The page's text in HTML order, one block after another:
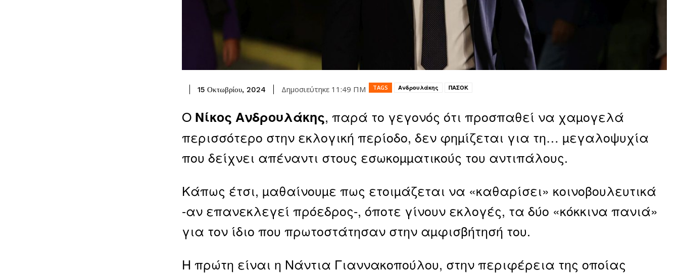
15 Οκτωβρίου, 2024 Δημοσιεύτηκε 11:49 ΠΜ TAGS Ανδρουλάκης ΠΑΣΟΚ
Ο Νίκος Ανδρουλάκης, παρά το γεγονός ότι προσπαθεί να χαµογελά
περισσότερο στην εκλογική περίοδο, δεν φηµίζεται για τη… µεγαλοψυχία
που δείχνει απέναντι στους εσωκοµµατικούς του αντιπάλους.
Κάπως έτσι, µαθαίνουµε πως ετοιµάζεται να «καθαρίσει» κοινοβουλευτικά
-αν επανεκλεγεί πρόεδρος-, όποτε γίνουν εκλογές, τα δύο «κόκκινα πανιά»
για τον ίδιο που πρωτοστάτησαν στην αµφισβήτησή του.
Η πρώτη είναι η Νάντια Γιαννακοπούλου, στην περιφέρεια της οποίας